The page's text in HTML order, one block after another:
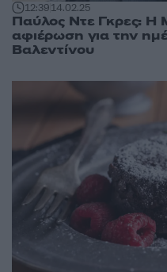
12:3914.02.25
Παύλος Ντε Γκρες: Η
αφιέρωση για την
Βαλεντίνου